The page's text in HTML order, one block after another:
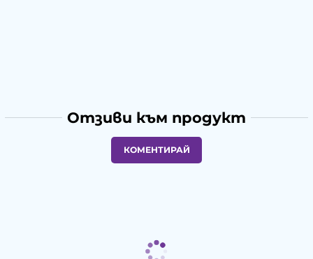
Отзиви към продукт
КОМЕНТИРАЙ